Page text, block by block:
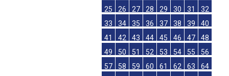
25
26 27 28 29 30 31
32
33
34 35 36 37 38 39
40
41
42 43 44 45 46 47
48
49
50 51 52 53 54 55
56
57
58 59 60 61 62 63
64